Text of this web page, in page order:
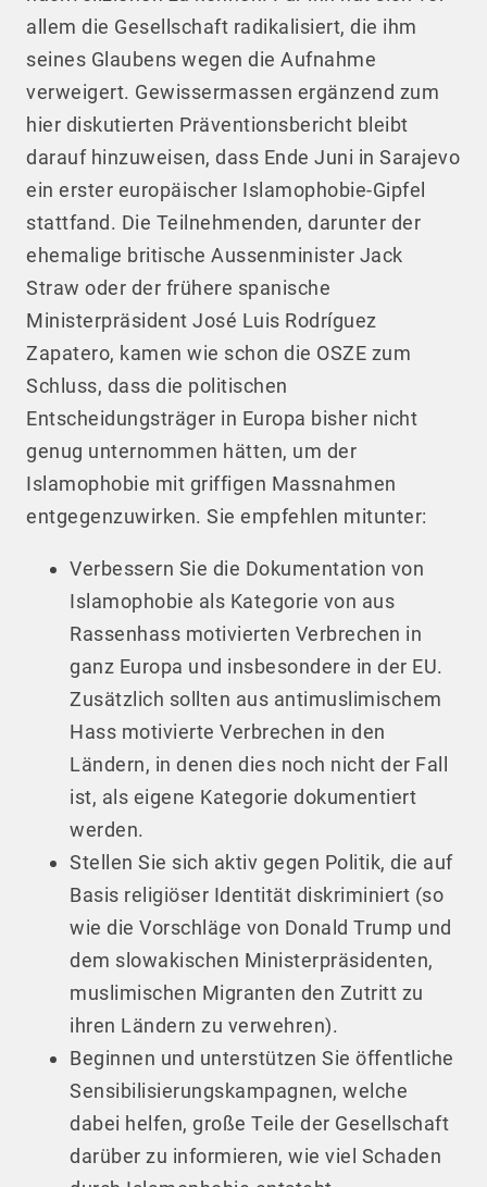
allem die Gesellschaft radikalisiert, die ihm
seines Glaubens wegen die Aufnahme
verweigert. Gewissermassen ergänzend zum
hier diskutierten Präventionsbericht bleibt
darauf hinzuweisen, dass Ende Juni in Sarajevo
ein erster europäischer Islamophobie-Gipfel
stattfand. Die Teilnehmenden, darunter der
ehemalige britische Aussenminister Jack
Straw oder der frühere spanische
Ministerpräsident José Luis Rodríguez
Zapatero, kamen wie schon die OSZE zum
Schluss, dass die politischen
Entscheidungsträger in Europa bisher nicht
genug unternommen hätten, um der
Islamophobie mit griffigen Massnahmen
entgegenzuwirken. Sie empfehlen mitunter:
Verbessern Sie die Dokumentation von
Islamophobie als Kategorie von aus
Rassenhass motivierten Verbrechen in
ganz Europa und insbesondere in der EU.
Zusätzlich sollten aus antimuslimischem
Hass motivierte Verbrechen in den
Ländern, in denen dies noch nicht der Fall
ist, als eigene Kategorie dokumentiert
werden.
Stellen Sie sich aktiv gegen Politik, die auf
Basis religiöser Identität diskriminiert (so
wie die Vorschläge von Donald Trump und
dem slowakischen Ministerpräsidenten,
muslimischen Migranten den Zutritt zu
ihren Ländern zu verwehren).
Beginnen und unterstützen Sie öffentliche
Sensibilisierungskampagnen, welche
dabei helfen, große Teile der Gesellschaft
darüber zu informieren, wie viel Schaden